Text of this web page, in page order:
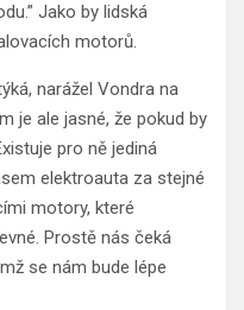
Jako by lidská
motorů.
narážel Vondra na
je ale jasné, že pokud by
pro ně jediná
elektroauta za stejné
motory, které
Prostě nás čeká
se nám bude lépe